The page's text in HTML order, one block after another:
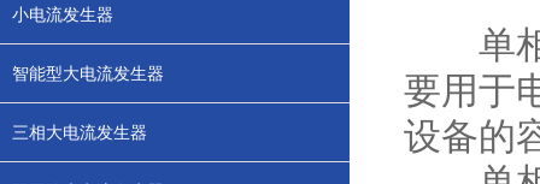
小电流发生器
智能型大电流发生器
三相大电流发生器
单相
要用于
设备的